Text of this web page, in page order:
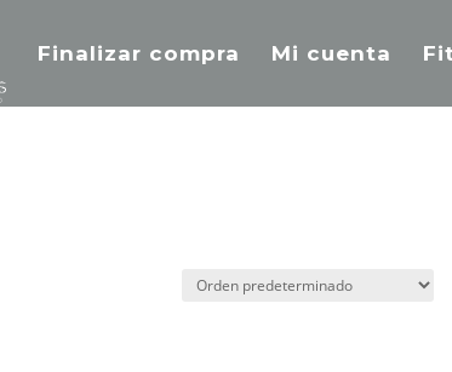
Finalizar compra Mi cuenta